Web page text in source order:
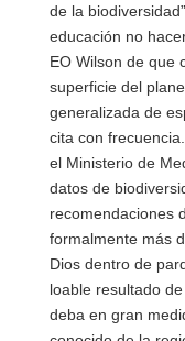
de la
educación no
EO Wilson de que
superficie del
generalizada de
cita con
el Ministerio de
datos de
recomendaciones
formalmente más
Dios dentro de
loable resultado
deba en gran